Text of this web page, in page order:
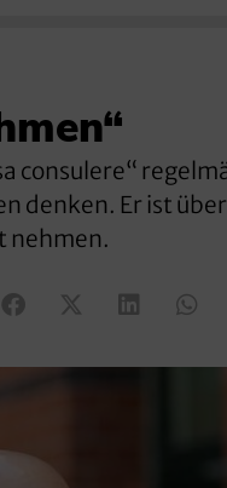
consulere“
denken. Er ist
nehmen.